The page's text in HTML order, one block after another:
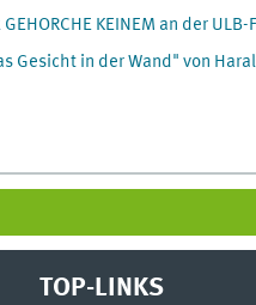
KEINEM an der ULB-
Gesicht in der Wand" von
TOP-LINKS